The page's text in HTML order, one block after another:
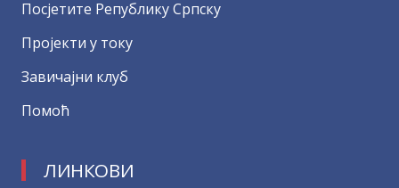
Посјетите Републику Српску
Пројекти у току
Завичајни клуб
Помоћ
ЛИНКОВИ